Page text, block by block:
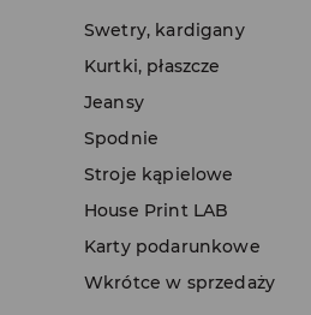
Swetry, kardigany
Kurtki, płaszcze
Jeansy
Spodnie
Stroje kąpielowe
House Print LAB
Karty podarunkowe
Wkrótce w sprzedaży